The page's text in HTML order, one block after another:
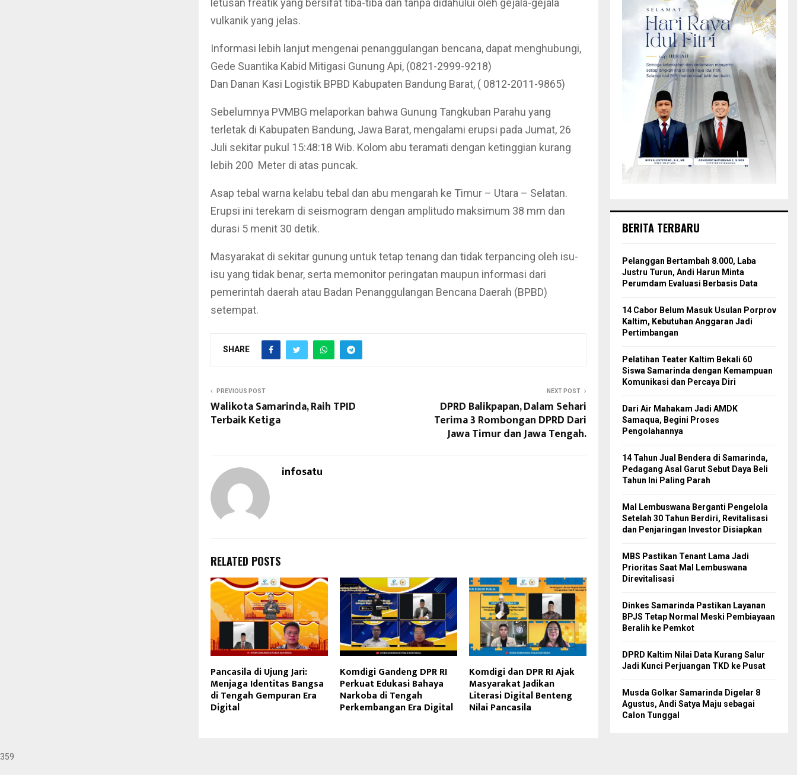
letusan freatik yang bersifat tiba-tiba dan tanpa didahului oleh gejala-gejala
vulkanik yang jelas.
Informasi lebih lanjut mengenai penanggulangan bencana, dapat menghubungi,
Gede Suantika Kabid Mitigasi Gunung Api, (0821-2999-9218)
Dan Danan Kasi Logistik BPBD Kabupaten Bandung Barat, ( 0812-2011-9865)
Sebelumnya PVMBG melaporkan bahwa Gunung Tangkuban Parahu yang
terletak di Kabupaten Bandung, Jawa Barat, mengalami erupsi pada Jumat, 26
Juli sekitar pukul 15:48:18 Wib. Kolom abu teramati dengan ketinggian kurang
lebih 200 Meter di atas puncak.
Asap tebal warna kelabu tebal dan abu mengarah ke Timur – Utara – Selatan.
Erupsi ini terekam di seismogram dengan amplitudo maksimum 38 mm dan
durasi 5 menit 30 detik.
Masyarakat di sekitar gunung untuk tetap tenang dan tidak terpancing oleh isu-
isu yang tidak benar, serta memonitor peringatan maupun informasi dari
pemerintah daerah atau Badan Penanggulangan Bencana Daerah (BPBD)
setempat.
SHARE
PREVIOUS POST
Walikota Samarinda, Raih TPID
Terbaik Ketiga
NEXT POST
DPRD Balikpapan, Dalam Sehari
Terima 3 Rombongan DPRD Dari
Jawa Timur dan Jawa Tengah.
infosatu
RELATED POSTS
Pancasila di Ujung Jari:
Menjaga Identitas Bangsa
di Tengah Gempuran Era
Digital
Komdigi Gandeng DPR RI
Perkuat Edukasi Bahaya
Narkoba di Tengah
Perkembangan Era Digital
Komdigi dan DPR RI Ajak
Masyarakat Jadikan
Literasi Digital Benteng
Nilai Pancasila
BERITA TERBARU
Pelanggan Bertambah 8.000, Laba
Justru Turun, Andi Harun Minta
Perumdam Evaluasi Berbasis Data
14 Cabor Belum Masuk Usulan Porprov
Kaltim, Kebutuhan Anggaran Jadi
Pertimbangan
Pelatihan Teater Kaltim Bekali 60
Siswa Samarinda dengan Kemampuan
Komunikasi dan Percaya Diri
Dari Air Mahakam Jadi AMDK
Samaqua, Begini Proses
Pengolahannya
14 Tahun Jual Bendera di Samarinda,
Pedagang Asal Garut Sebut Daya Beli
Tahun Ini Paling Parah
Mal Lembuswana Berganti Pengelola
Setelah 30 Tahun Berdiri, Revitalisasi
dan Penjaringan Investor Disiapkan
MBS Pastikan Tenant Lama Jadi
Prioritas Saat Mal Lembuswana
Direvitalisasi
Dinkes Samarinda Pastikan Layanan
BPJS Tetap Normal Meski Pembiayaan
Beralih ke Pemkot
DPRD Kaltim Nilai Data Kurang Salur
Jadi Kunci Perjuangan TKD ke Pusat
Musda Golkar Samarinda Digelar 8
Agustus, Andi Satya Maju sebagai
Calon Tunggal
359